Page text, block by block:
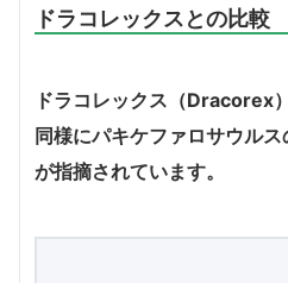
ドラコレックスとの比較
ドラコレックス（Dracorex
同様にパキケファロサウル
が指摘されています。